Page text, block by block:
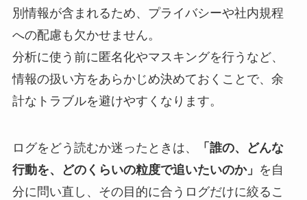
別情報が含まれるため、プライバシーや社内規程
への配慮も欠かせません。
分析に使う前に匿名化やマスキングを行うなど、
情報の扱い方をあらかじめ決めておくことで、余
計なトラブルを避けやすくなります。
ログをどう読むか迷ったときは、
「誰の、どんな
行動を、どのくらいの粒度で追いたいのか」 を自
分に問い直し、その目的に合うログだけに絞るこ